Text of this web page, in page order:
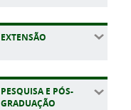
EXTENSÃO
PESQUISA E PÓS-
GRADUAÇÃO